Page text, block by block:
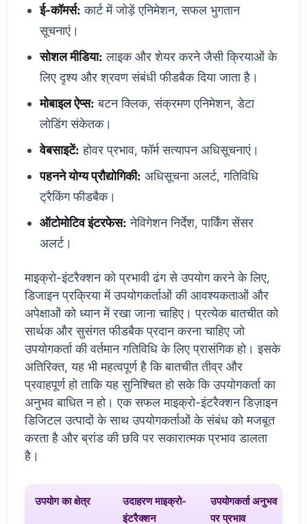
ई-कॉमर्स: कार्ट में जोड़ें एनिमेशन, सफल भुगतान
सूचनाएं।
सोशल मीडिया: लाइक और शेयर करने जैसी क्रियाओं के
लिए दृश्य और श्रवण संबंधी फीडबैक दिया जाता है।
मोबाइल ऐप्स: बटन क्लिक, संक्रमण एनिमेशन, डेटा
लोडिंग संकेतक।
वेबसाइटें: होवर प्रभाव, फॉर्म सत्यापन अधिसूचनाएं।
पहनने योग्य प्रौद्योगिकी: अधिसूचना अलर्ट, गतिविधि
ट्रैकिंग फीडबैक।
ऑटोमोटिव इंटरफेस: नेविगेशन निर्देश, पार्किंग सेंसर
अलर्ट।
माइक्रो-इंटरैक्शन को प्रभावी ढंग से उपयोग करने के लिए,
डिजाइन प्रक्रिया में उपयोगकर्ताओं की आवश्यकताओं और
अपेक्षाओं को ध्यान में रखा जाना चाहिए। प्रत्येक बातचीत को
सार्थक और सुसंगत फीडबैक प्रदान करना चाहिए जो
उपयोगकर्ता की वर्तमान गतिविधि के लिए प्रासंगिक हो। इसके
अतिरिक्त, यह भी महत्वपूर्ण है कि बातचीत तीव्र और
प्रवाहपूर्ण हो ताकि यह सुनिश्चित हो सके कि उपयोगकर्ता का
अनुभव बाधित न हो। एक सफल माइक्रो-इंटरैक्शन डिज़ाइन
डिजिटल उत्पादों के साथ उपयोगकर्ताओं के संबंध को मजबूत
करता है और ब्रांड की छवि पर सकारात्मक प्रभाव डालता
है।
उपयोग का क्षेत्र
उदाहरण माइक्रो-
इंटरैक्शन
उपयोगकर्ता अनुभव
पर प्रभाव